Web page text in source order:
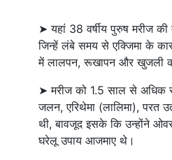
➤ यहां 38 वर्षीय पुरुष मरीज की
जिन्हें लंबे समय से एक्जिमा के
में लालपन, रूखापन और खुजली
➤ मरीज को 1.5 साल से अधिक
जलन, एरिथेमा (लालिमा), परत
थी, बावजूद इसके कि उन्होंने
घरेलू उपाय आजमाए थे।